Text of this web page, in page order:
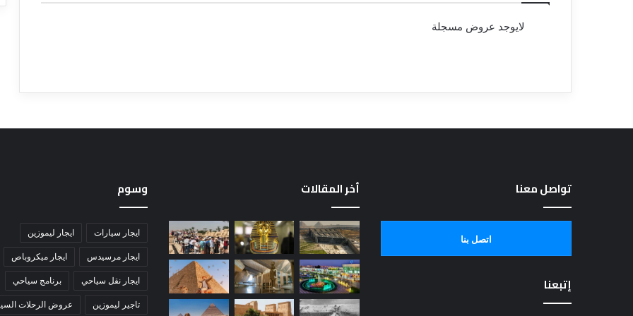
لايوجد عروض مسجلة
تواصل معنا
اتصل بنا
إتبعنا
أخر المقالات وسوم
ايجار سيارات ايجار ليموزين
ايجار مرسيدس ايجار ميكروباص
ايجار نقل سياحي برنامج سياحي
تاجير ليموزين عروض الرحلات